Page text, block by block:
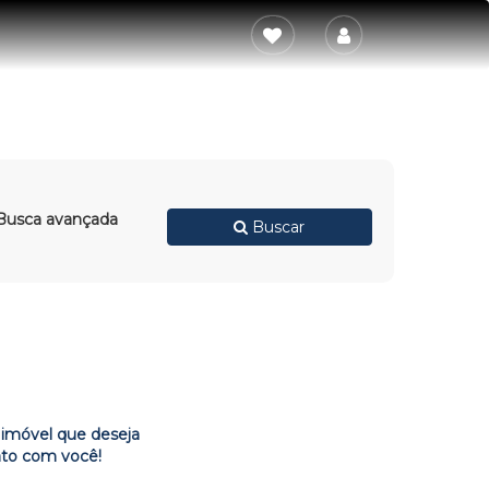
avançada Buscar
que deseja
com você!